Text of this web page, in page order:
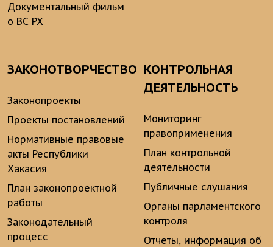
Документальный фильм
о ВС РХ
ЗАКОНОТВОРЧЕСТВО
Законопроекты
Проекты постановлений
Нормативные правовые
акты Республики
Хакасия
План законопроектной
работы
Законодательный
процесс
КОНТРОЛЬНАЯ
ДЕЯТЕЛЬНОСТЬ
Мониторинг
правоприменения
План контрольной
деятельности
Публичные слушания
Органы парламентского
контроля
Отчеты, информация об